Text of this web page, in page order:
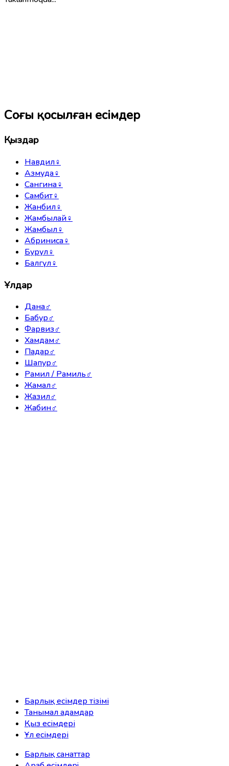
Соңғы қосылған есімдер
Қыздар
Навдил♀
Азмуда♀
Сангина♀
Самбит♀
Жанбил♀
Жамбылай♀
Жамбыл♀
Абриниса♀
Бурул♀
Балгүл♀
Ұлдар
Дана♂
Бабур♂
Фарвиз♂
Хамдам♂
Падар♂
Шапур♂
Рамил / Рамиль♂
Жамал♂
Жазил♂
Жабин♂
Барлық есімдер тізімі
Танымал адамдар
Қыз есімдері
Ұл есімдері
Барлық санаттар